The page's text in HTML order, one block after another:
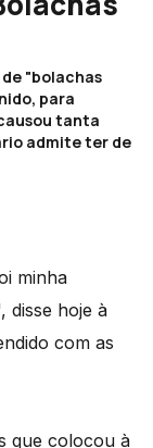
"bolachas
para
tanta
admite ter de
minha
disse hoje à
com as
que colocou à